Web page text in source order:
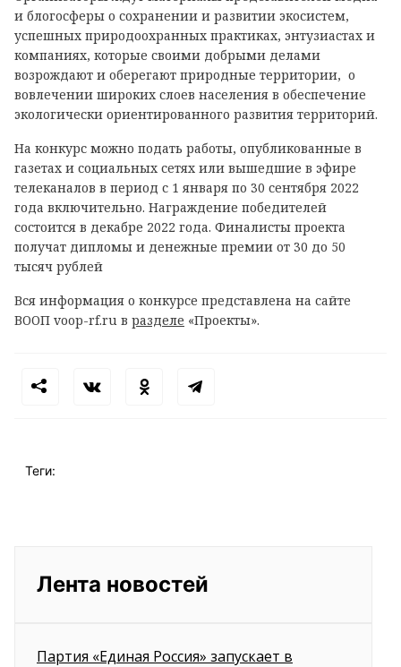
и блогосферы о сохранении и развитии экосистем,
успешных природоохранных практиках, энтузиастах и
компаниях, которые своими добрыми делами
возрождают и оберегают природные территории, о
вовлечении широких слоев населения в обеспечение
экологически ориентированного развития территорий.
На конкурс можно подать работы, опубликованные в
газетах и социальных сетях или вышедшие в эфире
телеканалов в период с 1 января по 30 сентября 2022
года включительно. Награждение победителей
состоится в декабре 2022 года. Финалисты проекта
получат дипломы и денежные премии от 30 до 50
тысяч рублей
Вся информация о конкурсе представлена на сайте
ВООП voop-rf.ru в разделе «Проекты».
Теги:
Лента новостей
Партия «Единая Россия» запускает в